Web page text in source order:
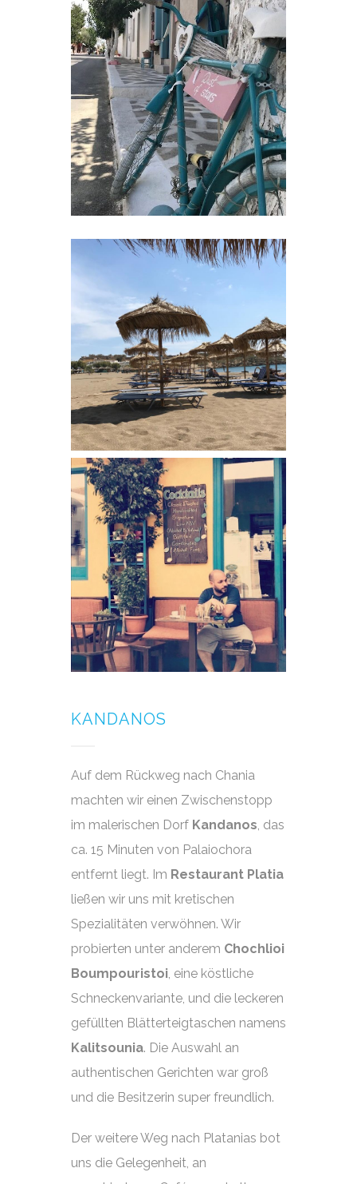
KANDANOS
Auf dem Rückweg nach Chania
machten wir einen Zwischenstopp
im malerischen Dorf Kandanos, das
ca. 15 Minuten von Palaiochora
entfernt liegt. Im Restaurant Platia
ließen wir uns mit kretischen
Spezialitäten verwöhnen. Wir
probierten unter anderem Chochlioi
Boumpouristoi, eine köstliche
Schneckenvariante, und die leckeren
gefüllten Blätterteigtaschen namens
Kalitsounia. Die Auswahl an
authentischen Gerichten war groß
und die Besitzerin super freundlich.
Der weitere Weg nach Platanias bot
uns die Gelegenheit, an